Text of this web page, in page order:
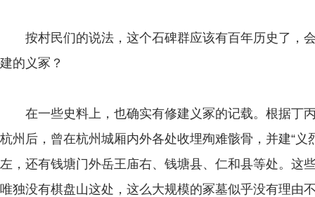
按村民们的说法，这个石碑群应该有百年历史了，
建的义冢？
在一些史料上，也确实有修建义冢的记载。根据丁
杭州后，曾在杭州城厢内外各处收埋殉难骸骨，并建“义
左，还有钱塘门外岳王庙右、钱塘县、仁和县等处。这
唯独没有棋盘山这处，这么大规模的冢墓似乎没有理由